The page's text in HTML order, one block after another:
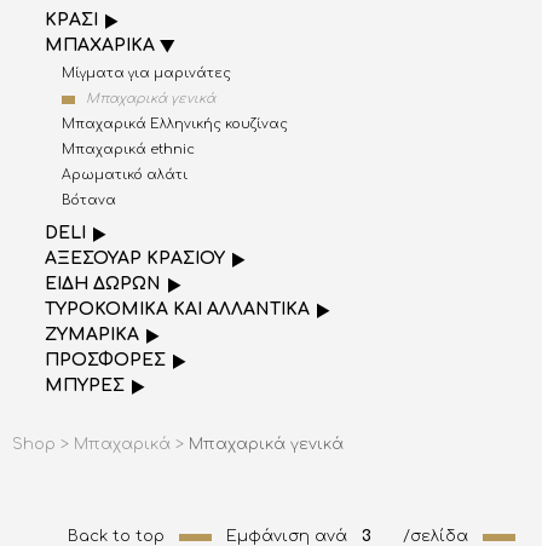
ΚΡΑΣΙ
ΜΠΑΧΑΡΙΚΑ
Μίγματα για μαρινάτες
Μπαχαρικά γενικά
Μπαχαρικά Ελληνικής κουζίνας
Μπαχαρικά ethnic
Αρωματικό αλάτι
Βότανα
DELI
AΞΕΣΟΥΑΡ ΚΡΑΣΙΟΥ
ΕΙΔΗ ΔΩΡΩΝ
ΤΥΡΟΚΟΜΙΚΑ ΚΑΙ ΑΛΛΑΝΤΙΚΑ
ΖΥΜΑΡΙΚΑ
ΠΡΟΣΦΟΡΕΣ
ΜΠΥΡΕΣ
Shop > Μπαχαρικά > Μπαχαρικά γενικά
Back to top Εμφάνιση ανά 3 /σελίδα